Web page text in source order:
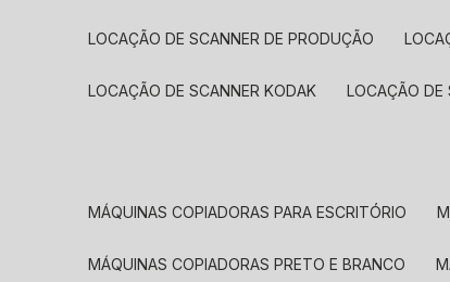
LOCAÇÃO DE SCANNER DE PRODUÇÃO
LOCAÇÃO DE SCANNER KODAK LOCAÇÃO
MÁQUINAS COPIADORAS PARA ESCRITÓRIO
MÁQUINAS COPIADORAS PRETO E BRANCO